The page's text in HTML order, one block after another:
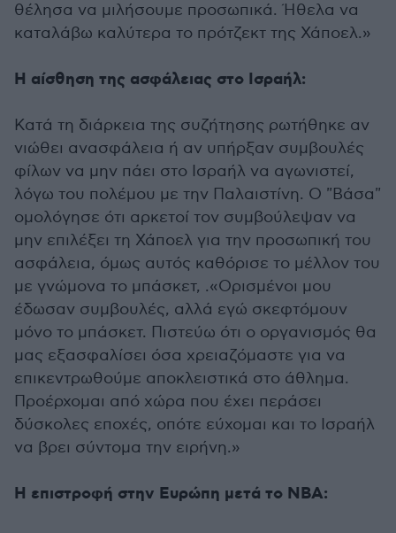
θέλησα να μιλήσουμε προσωπικά. Ήθελα να
καταλάβω καλύτερα το πρότζεκτ της Χάποελ.»
Η αίσθηση της ασφάλειας στο Ισραήλ:
Κατά τη διάρκεια της συζήτησης ρωτήθηκε αν
νιώθει ανασφάλεια ή αν υπήρξαν συμβουλές
φίλων να μην πάει στο Ισραήλ να αγωνιστεί,
λόγω του πολέμου με την Παλαιστίνη. Ο "Βάσα"
ομολόγησε ότι αρκετοί τον συμβούλεψαν να
μην επιλέξει τη Χάποελ για την προσωπική του
ασφάλεια, όμως αυτός καθόρισε το μέλλον του
με γνώμονα το μπάσκετ, .«Ορισμένοι μου
έδωσαν συμβουλές, αλλά εγώ σκεφτόμουν
μόνο το μπάσκετ. Πιστεύω ότι ο οργανισμός θα
μας εξασφαλίσει όσα χρειαζόμαστε για να
επικεντρωθούμε αποκλειστικά στο άθλημα.
Προέρχομαι από χώρα που έχει περάσει
δύσκολες εποχές, οπότε εύχομαι και το Ισραήλ
να βρει σύντομα την ειρήνη.»
Η επιστροφή στην Ευρώπη μετά το NBA: